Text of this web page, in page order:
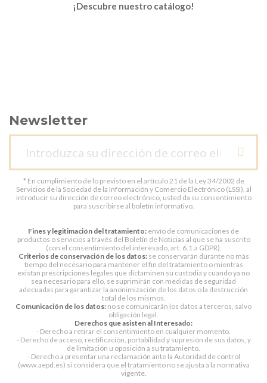
¡Descubre nuestro catálogo!
Newsletter
* En cumplimiento de lo previsto en el artículo 21 de la Ley 34/2002 de
Servicios de la Sociedad de la Información y Comercio Electrónico (LSSI), al
introducir su dirección de correo electrónico, usted da su consentimiento
para suscribirse al boletín informativo.
Fines y legitimación del tratamiento: envío de comunicaciones de
productos o servicios a través del Boletín de Noticias al que se ha suscrito
(con el consentimiento del interesado, art. 6.1.a GDPR).
Criterios de conservación de los datos:se conservarán durante no más
tiempo del necesario para mantener el fin del tratamiento o mientras
existan prescripciones legales que dictaminen su custodia y cuando ya no
sea necesario para ello, se suprimirán con medidas de seguridad
adecuadas para garantizar la anonimización de los datos o la destrucción
total de los mismos.
Comunicación de los datos: no se comunicarán los datos a terceros, salvo
obligación legal.
Derechos que asisten al Interesado:
- Derecho a retirar el consentimiento en cualquier momento.
- Derecho de acceso, rectificación, portabilidad y supresión de sus datos, y
de limitación u oposición a su tratamiento.
- Derecho a presentar una reclamación ante la Autoridad de control
(www.aepd.es) si considera que el tratamiento no se ajusta a la normativa
vigente.